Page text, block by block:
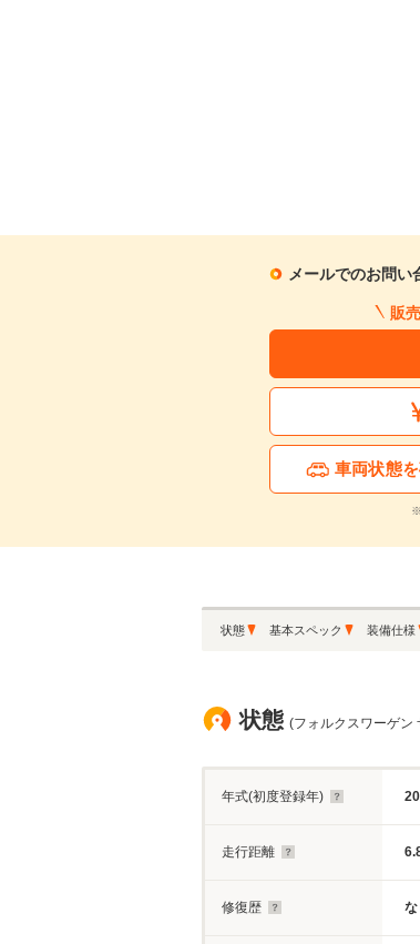
メールでのお問い
販
車両状態
※
状態 基本スペック 装備仕様
状態 (フォルクスワーゲン
年式(初度登録年)
走行距離
修復歴 な